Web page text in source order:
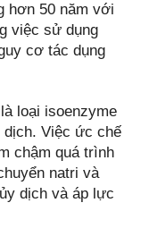
hơn 50 năm với
việc sử dụng
cơ tác dụng
loại isoenzyme
dịch. Việc ức chế
chậm quá trình
natri và
dịch và áp lực